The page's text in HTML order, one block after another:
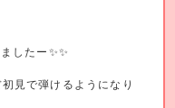
したー✨✨
見で弾けるようになり